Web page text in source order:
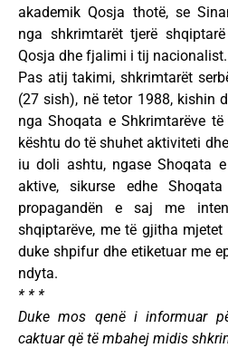
akademik Qosja thotë, se
nga shkrimtarët tjerë
Qosja dhe fjalimi i tij nacionalist.
Pas atij takimi, shkrimtarët
(27 sish), në tetor 1988, kishin
nga Shoqata e Shkrimtarëve
kështu do të shuhet aktiviteti
iu doli ashtu, ngase Shoqata
aktive, sikurse edhe
propagandën e saj me
shqiptarëve, me të gjitha
duke shpifur dhe etiketuar me
ndyta.
* * *
Duke mos qenë i informuar
caktuar që të mbahej midis